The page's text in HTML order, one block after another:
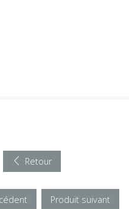
Retour
Produit suivant